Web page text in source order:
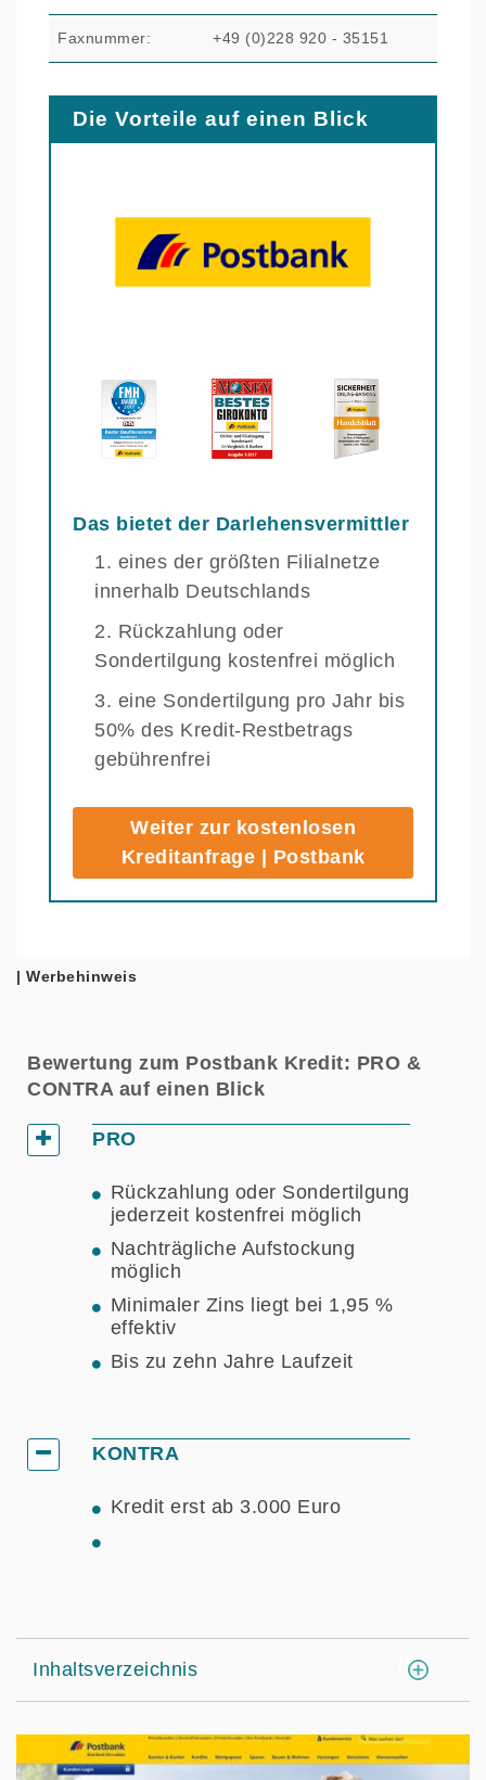
Faxnummer: +49 (0)228 920 - 35151
Die Vorteile auf einen Blick
Das bietet der Darlehensvermittler
eines der größten Filialnetze
innerhalb Deutschlands
Rückzahlung oder
Sondertilgung kostenfrei möglich
eine Sondertilgung pro Jahr bis
50% des Kredit-Restbetrags
gebührenfrei
Weiter zur kostenlosen
Kreditanfrage | Postbank
| Werbehinweis
Bewertung zum Postbank Kredit: PRO &
CONTRA auf einen Blick
PRO
Rückzahlung oder Sondertilgung
jederzeit kostenfrei möglich
Nachträgliche Aufstockung
möglich
Minimaler Zins liegt bei 1,95 %
effektiv
Bis zu zehn Jahre Laufzeit
KONTRA
Kredit erst ab 3.000 Euro
Inhaltsverzeichnis